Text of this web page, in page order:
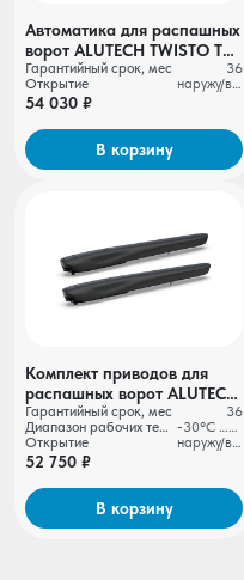
Автоматика для распашных
ворот ALUTECH TWISTO TW-
4000SKIT
Гарантийный срок, мес
36
Открытие
наружу/во двор
54 030 ₽
В корзину
Комплект приводов для
распашных ворот ALUTECH
AMBO AM-5000KIT
Гарантийный срок, мес
36
Диапазон рабочих температур
-30°С …+55°С
Открытие
наружу/во двор
52 750 ₽
В корзину